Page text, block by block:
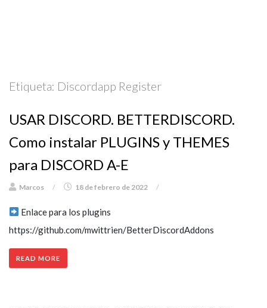
Etiqueta: Discordapp Register
USAR DISCORD. BETTERDISCORD.
Como instalar PLUGINS y THEMES
para DISCORD A-E
Marcos / 18 de febrero de 2022 /
Enlace para los plugins
https://github.com/mwittrien/BetterDiscordAddons
READ MORE